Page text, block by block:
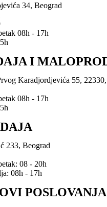
34, Beograd
08h - 17h
I
Karadjordjevića 55,
08h - 17h
233, Beograd
08 - 20h
08h - 17h
POSLOVANJA